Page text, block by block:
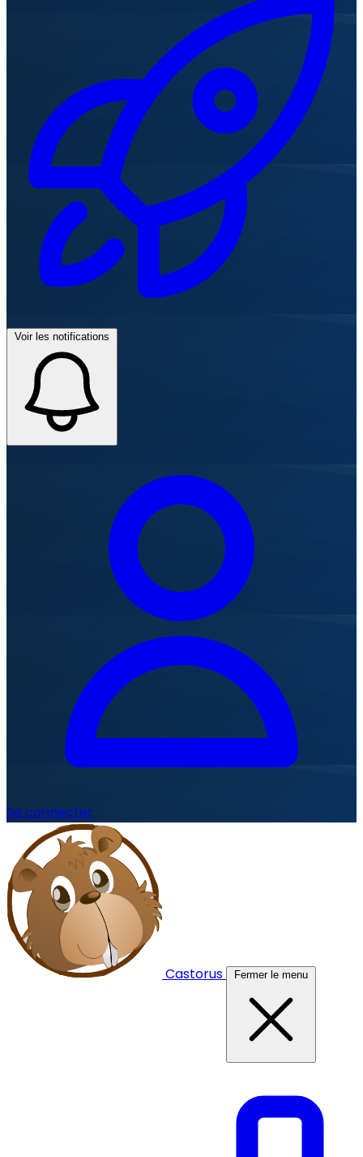
Voir les notifications
Se connecter
Castorus Fermer le menu